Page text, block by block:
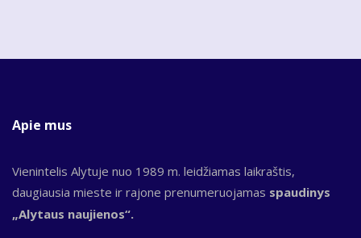
Apie mus
Vienintelis Alytuje nuo 1989 m. leidžiamas laikraštis,
daugiausia mieste ir rajone prenumeruojamas spaudinys
„Alytaus naujienos“.